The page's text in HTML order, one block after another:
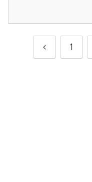
前 1